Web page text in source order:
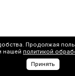
Продолжая
нашей политикой
Принять